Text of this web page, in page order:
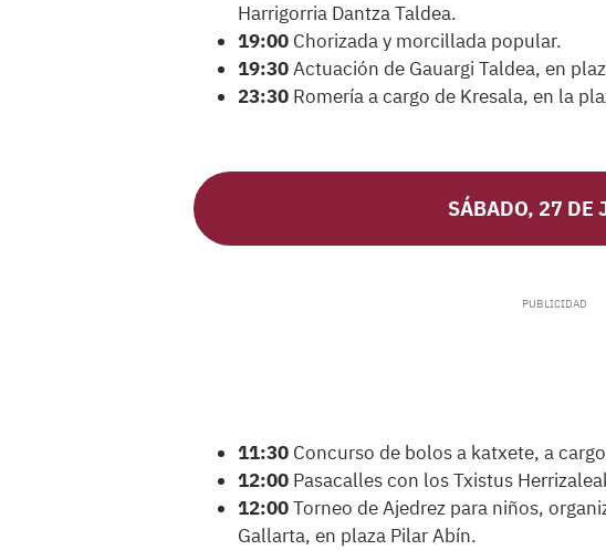
Harrigorria Dantza Taldea.
19:00 Chorizada y morcillada popular.
19:30Actuación de Gauargi Taldea, en
23:30 Romería a cargo de Kresala, en la
SÁBADO, 27 DE
11:30 Concurso de bolos a katxete, a
12:00 Pasacalles con los Txistus
12:00Torneo de Ajedrez para niños,
Gallarta, en plaza Pilar Abín.